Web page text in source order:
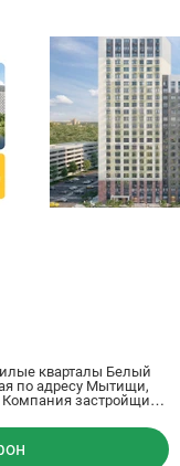
кварталы Белый
по адресу Мытищи,
Компания застройщик
с черновой отделкой,
Общая площадь
СтройкиРУ 759014,